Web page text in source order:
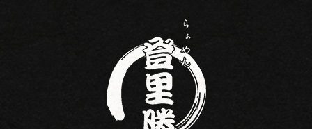
三重・桑名の寿司・ラーメン屋
らぁめん登里勝(とりかつ)のブ
ん登里勝(とりかつ)のブログです